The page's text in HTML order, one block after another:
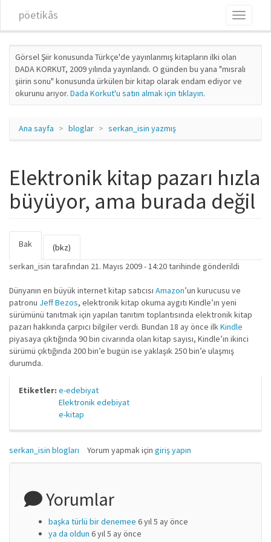
pöetikâs
Toggle
Görsel Şiir konusunda Türkçe'de yayınlanmış kitapların ilki olan
DADA KORKUT, 2009 yılında yayınlandı. O günden bu yana "mısralı
şiirin sonu" konusunda ürkülen bir kitap olarak endam ediyor ve
okurunu arıyor. Dada Korkut'u satın almak için tıklayın.
Ana sayfa bloglar serkan_isin yazmış
Elektronik kitap pazarı hızla
büyüyor, ama burada değil
Birincil sekmeler
Bak
sekme)
(bkz)
serkan_isin tarafından 21. Mayıs 2009 - 14:20 tarihinde gönderildi
Dünyanın en büyük internet kitap satıcısı Amazon’un kurucusu ve
patronu Jeff Bezos, elektronik kitap okuma aygıtı Kindle’ın yeni
sürümünü tanıtmak için yapılan tanıtım toplantısında elektronik kitap
pazarı hakkında çarpıcı bilgiler verdi. Bundan 18 ay önce ilkKindle
piyasaya çıktığında 90 bin civarında olan kitap sayısı, Kindle’ın ikinci
sürümü çıktığında 200 bin’e bugün ise yaklaşık 250 bin’e ulaşmış
durumda.
Etiketler: e-edebiyat
Elektronik edebiyat
e-kitap
serkan_isin blogları Yorum yapmak için giriş yapın
Yorumlar
başka türlü bir denemee 6 yıl 5 ay önce
ya da oldun 6 yıl 5 ay önce